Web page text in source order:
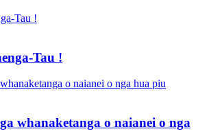
Tau !
whanaketanga o naianei o nga